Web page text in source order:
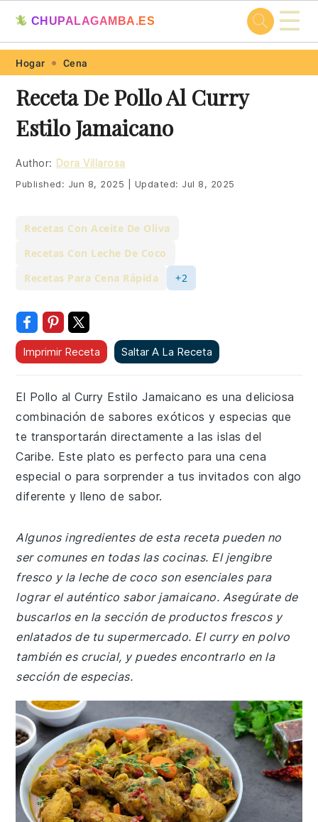
Skip
primary
navigation
Skip
main
content
Skip
primary
sidebar
Skip
footer
🦎 CHUPALAGAMBA.ES ☰
Hogar Cena
Receta De Pollo Al Curry
Estilo Jamaicano
Author: Dora Villarosa
Published: Jun 8, 2025 Updated: Jul 8, 2025
Recetas Con Aceite De Oliva
Recetas Con Leche De Coco
Recetas Para Cena Rápida
+2
Imprimir Receta Saltar A La Receta
El Pollo al Curry Estilo Jamaicano es una deliciosa
combinación de sabores exóticos y especias que
te transportarán directamente a las islas del
Caribe. Este plato es perfecto para una cena
especial o para sorprender a tus invitados con algo
diferente y lleno de sabor.
Algunos ingredientes de esta receta pueden no
ser comunes en todas las cocinas. El jengibre
fresco y la leche de coco son esenciales para
lograr el auténtico sabor jamaicano. Asegúrate de
buscarlos en la sección de productos frescos y
enlatados de tu supermercado. El curry en polvo
también es crucial, y puedes encontrarlo en la
sección de especias.